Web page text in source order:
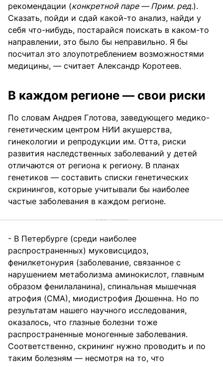
рекомендации (конкретной паре — Прим. ред.).
Сказать, пойди и сдай какой-то анализ, найди у
себя что-нибудь, постарайся поискать в каком-то
направлении, это было бы неправильно. Я бы
посчитал это злоупотреблением возможностями
медицины, — считает Александр Коротеев.
В каждом регионе — свои риски
По словам Андрея Глотова, заведующего медико-
генетическим центром НИИ акушерства,
гинекологии и репродукции им. Отта, риски
развития наследственных заболеваний у детей
отличаются от региона к региону. В планах
генетиков — составить списки генетических
скринингов, которые учитывали бы наиболее
частые заболевания в каждом регионе.
- В Петербурге (среди наиболее
распространенных) муковисцидоз,
фенилкетонурия (заболевание, связанное с
нарушением метаболизма аминокислот, главным
образом фенилаланина), спинальная мышечная
атрофия (СМА), миодистрофия Дюшенна. Но по
результатам нашего научного исследования,
оказалось, что глазные болезни тоже
распространенные моногенные заболевания.
Соответственно, скрининг нужно проводить и по
таким болезням — несмотря на то, что